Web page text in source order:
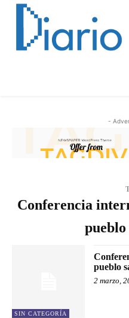
-
Conferencia
SIN CATEGORÍA
pueblo
2 marzo,